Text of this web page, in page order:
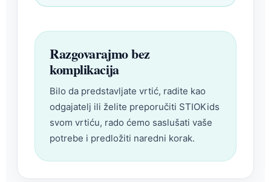
Razgovarajmo bez
komplikacija
Bilo da predstavljate vrtić, radite kao
odgajatelj ili želite preporučiti STIOKids
svom vrtiću, rado ćemo saslušati vaše
potrebe i predložiti naredni korak.